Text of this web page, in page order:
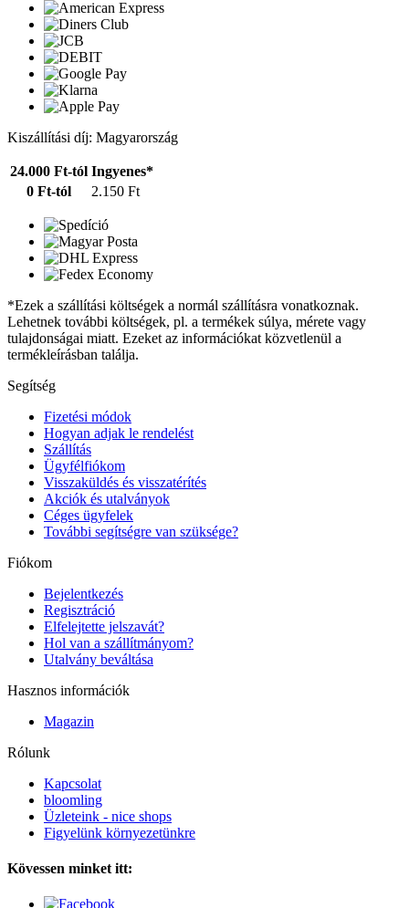
Kiszállítási díj: Magyarország
24.000 Ft-tól Ingyenes*
0 Ft-tól
2.150 Ft
*Ezek a szállítási költségek a normál szállításra vonatkoznak.
Lehetnek további költségek, pl. a termékek súlya, mérete vagy
tulajdonságai miatt. Ezeket az információkat közvetlenül a
termékleírásban találja.
Segítség
Fizetési módok
Hogyan adjak le rendelést
Szállítás
Ügyfélfiókom
Visszaküldés és visszatérítés
Akciók és utalványok
Céges ügyfelek
További segítségre van szüksége?
Fiókom
Bejelentkezés
Regisztráció
Elfelejtette jelszavát?
Hol van a szállítmányom?
Utalvány beváltása
Hasznos információk
Magazin
Rólunk
Kapcsolat
bloomling
Üzleteink - nice shops
Figyelünk környezetünkre
Kövessen minket itt: